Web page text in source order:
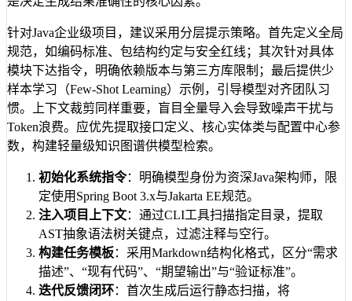
针对Java企业级项目，建议采用分层提示策略。首先定义全局
规范，如编码标准、包结构约定与安全红线；其次针对具体
模块下达指令，明确依赖版本与第三方库限制；最后提供少
样本学习（Few-Shot Learning）示例，引导模型对齐团队习
惯。上下文裁剪同样重要，盲目全量导入会导致噪声干扰与
Token浪费。应优先提取接口定义、核心实体类与配置中心参
数，构建轻量级知识图谱供模型检索。
初始化系统指令：明确模型身份为资深Java架构师，限
定使用Spring Boot 3.x与Jakarta EE规范。
注入项目上下文：通过CLI工具扫描指定目录，提取
AST抽象语法树关键点，过滤注释与空行。
构建任务模板：采用Markdown结构化格式，区分“需求
描述”、“现有代码”、“期望输出”与“验证标准”。
迭代反馈闭环：首次生成后运行静态扫描，将